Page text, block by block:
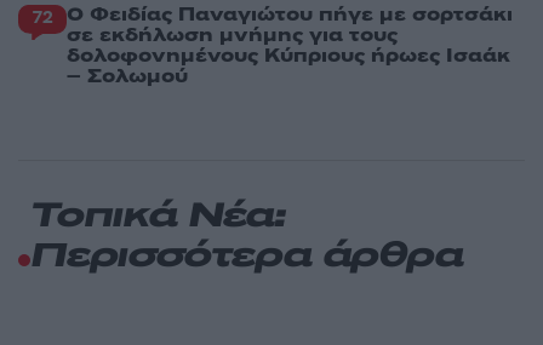
72 Ο Φειδίας Παναγιώτου πήγε με σορτσάκι
σε εκδήλωση μνήμης για τους
δολοφονημένους Κύπριους ήρωες Ισαάκ
– Σολωμού
Τοπικά Νέα:
Περισσότερα άρθρα